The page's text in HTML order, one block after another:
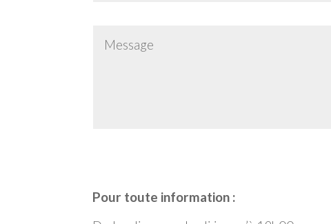
Pour toute information :